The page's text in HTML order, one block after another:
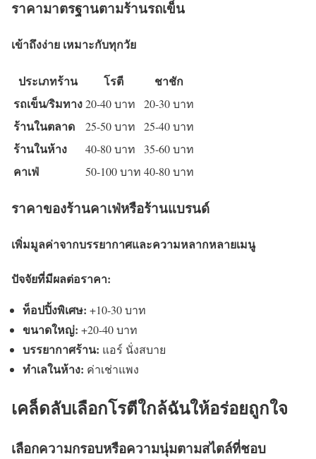
ราคามาตรฐานตามร้านรถเข็น
เข้าถึงง่าย เหมาะกับทุกวัย
ประเภทร้าน โรตี
ชาชัก
รถเข็น/ริมทาง20-40 บาท 20-30 บาท
ร้านในตลาด 25-50 บาท 25-40 บาท
ร้านในห้าง 40-80 บาท 35-60 บาท
คาเฟ่ 50-100 บาท 40-80 บาท
ราคาของร้านคาเฟ่หรือร้านแบรนด์
เพิ่มมูลค่าจากบรรยากาศและความหลากหลายเมนู
ปัจจัยที่มีผลต่อราคา:
ท็อปปิ้งพิเศษ: +10-30 บาท
ขนาดใหญ่: +20-40 บาท
บรรยากาศร้าน: แอร์ นั่งสบาย
ทำเลในห้าง: ค่าเช่าแพง
เคล็ดลับเลือกโรตีใกล้ฉันให้อร่อยถูกใจ
เลือกความกรอบหรือความนุ่มตามสไตล์ที่ชอบ